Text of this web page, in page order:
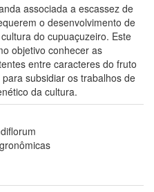
associada a escassez de
o desenvolvimento de
do cupuaçuzeiro. Este
objetivo conhecer as
entre caracteres do fruto
subsidiar os trabalhos de
da cultura.